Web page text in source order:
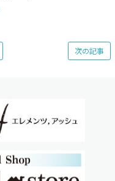
次の記事